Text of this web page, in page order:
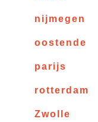
nijmegen
oostende
parijs
rotterdam
Zwolle